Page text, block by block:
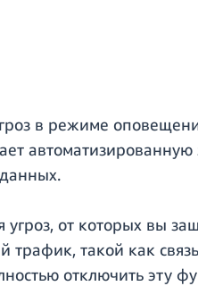
в режиме
угроз, от которых вы
такой как
отключить эту